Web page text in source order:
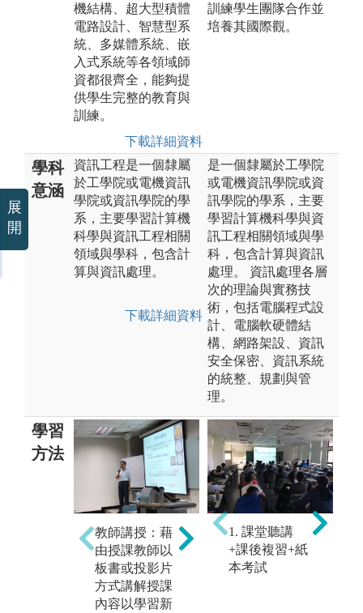
機結構、超大型積體
電路設計、智慧型系
統、多媒體系統、嵌
入式系統等各領域師
資都很齊全，能夠提
供學生完整的教育與
訓練。
下載詳細資料
訓練學生團隊合作並
培養其國際觀。
學科
意涵
資訊工程是一個隸屬
於工學院或電機資訊
學院或資訊學院的學
系，主要學習計算機
科學與資訊工程相關
領域與學科，包含計
算與資訊處理。
下載詳細資料
是一個隸屬於工學院
或電機資訊學院或資
訊學院的學系，主要
學習計算機科學與資
訊工程相關領域與學
科，包含計算與資訊
處理。 資訊處理各層
次的理論與實務技
術，包括電腦程式設
計、電腦軟硬體結
構、網路架設、資訊
安全保密、資訊系統
的統整、規劃與管
理。
學習
方法
教師講授：藉
由授課教師以
板書或投影片
方式講解授課
內容以學習新
分組討論：針
對特定議題進
行分組討論，
訓練邏輯分析
與團隊溝通的
1. 課堂聽講
+課後複習+紙
本考試
展
開